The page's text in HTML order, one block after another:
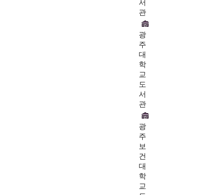
서
관
광
주
대
학
교
도
서
관
광
주
보
건
대
학
교